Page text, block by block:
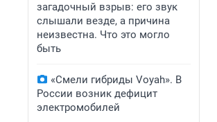
загадочный взрыв: его звук
слышали везде, а причина
неизвестна. Что это могло
быть
«Смели гибриды Voyah». В
России возник дефицит
электромобилей